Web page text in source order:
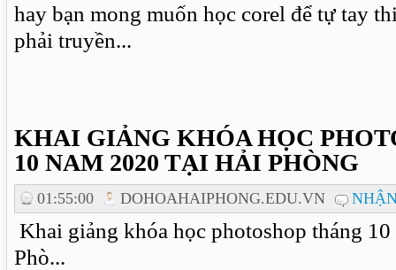
hay bạn mong muốn học corel để tự tay
phải truyền...
KHAI GIẢNG KHÓA HỌC
10 NAM 2020 TẠI HẢI PHÒNG
01:55:00 DOHOAHAIPHONG.EDU.VN
Khai giảng khóa học photoshop tháng
Phò...